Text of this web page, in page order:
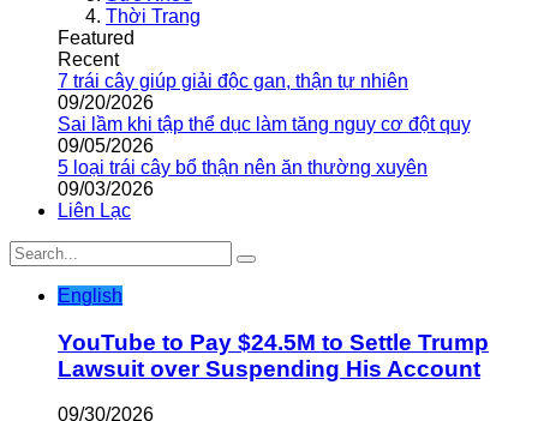
Thời Trang
Featured
Recent
7 trái cây giúp giải độc gan, thận tự nhiên
09/20/2026
Sai lầm khi tập thể dục làm tăng nguy cơ đột quỵ
09/05/2026
5 loại trái cây bổ thận nên ăn thường xuyên
09/03/2026
Liên Lạc
English
YouTube to Pay $24.5M to Settle Trump
Lawsuit over Suspending His Account
09/30/2026